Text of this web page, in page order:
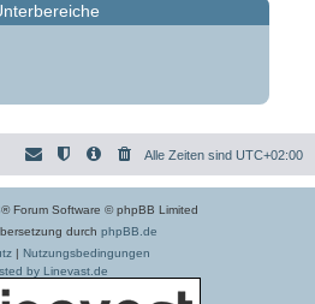
Alle Zeiten sind UTC+02:00
® Forum Software © phpBB Limited
durch phpBB.de
| Nutzungsbedingungen
by Linevast.de